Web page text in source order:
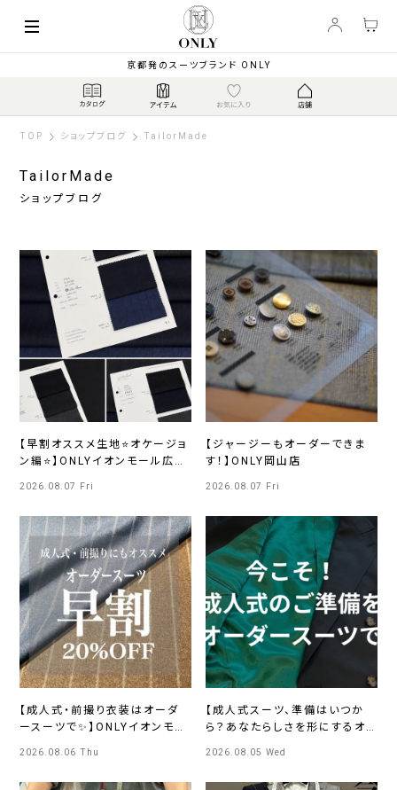
京都発のスーツブランド ONLY
TOP ショップブログ TailorMade
TailorMade
ショップブログ
【早割オススメ生地⭐オケージョ
ン編⭐】ONLYイオンモール広島
2026.08.07 Fri
【ジャージーもオーダーできま
す！】ONLY岡山店
2026.08.07 Fri
【成人式・前撮り衣装はオーダ
ースーツで✨】ONLYイオンモー
2026.08.06 Thu
【成人式スーツ、準備はいつか
ら？あなたらしさを形にするオ
2026.08.05 Wed